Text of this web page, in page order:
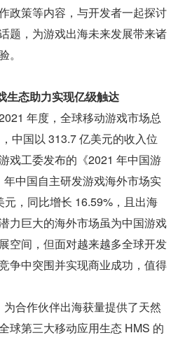
政策等内容，与开发者一起探讨
题，为游戏出海未来发展带来诸
生态助力实现亿级触达
年度，全球移动游戏市场总
中国以 313.7 亿美元的收入位
戏工委发布的《2021 年中国游
中国自主研发游戏海外市场实
，同比增长 16.59%，且出海
力巨大的海外市场虽为中国游戏
空间，但面对越来越多全球开发
争中突围并实现商业成功，值得
合作伙伴出海获量提供了天然
球第三大移动应用生态 HMS 的